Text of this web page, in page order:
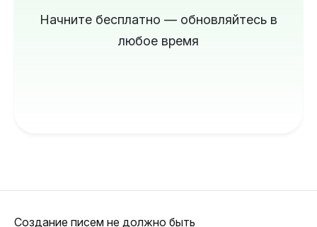
Начните бесплатно — обновляйтесь в
любое время
Создание писем не должно быть